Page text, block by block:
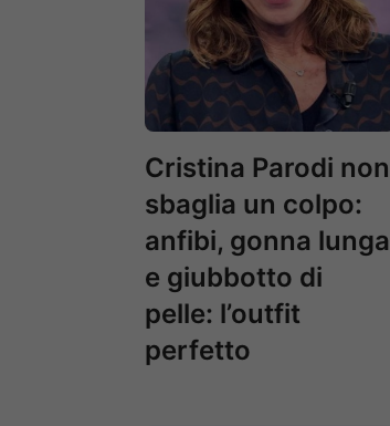
Cristina Parodi non
sbaglia un colpo:
anfibi, gonna lunga
e giubbotto di
pelle: l’outfit
perfetto